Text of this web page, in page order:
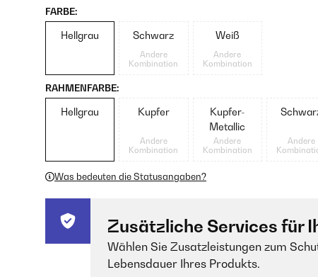
FARBE:
Hellgrau Schwarz
Andere
Kombination
Weiß
Andere
Kombination
RAHMENFARBE:
Hellgrau Kupfer
Andere
Kombination
Kupfer-
Metallic
Andere
Kombination
Andere
Was bedeuten die Statusangaben?
Zusätzliche Services für
Wählen Sie Zusatzleistungen zum
Lebensdauer Ihres Produkts.